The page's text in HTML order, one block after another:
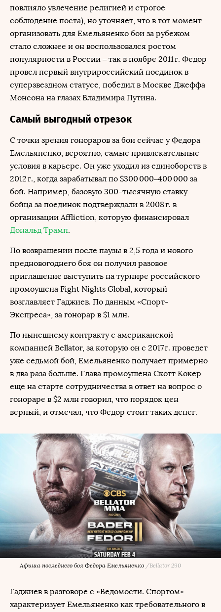
повлияло увлечение религией и строгое
соблюдение поста), но уточняет, что в тот момент
организовать для Емельяненко бои за рубежом
стало сложнее и он воспользовался ростом
популярности в России – так в ноябре 2011 г. Федор
провел первый внутрироссийский поединок в
суперзвездном статусе, победил в Москве Джеффа
Монсона на глазах Владимира Путина.
Самый выгодный отрезок
С точки зрения гонораров за бои сейчас у Федора
Емельяненко, вероятно, самые привлекательные
условия в карьере. Он уже уходил из единоборств в
2012 г., когда зарабатывал по $300 000–400 000 за
бой. Например, базовую 300-тысячную ставку
бойца за поединок подтверждали в 2008 г. в
организации Affliction, которую финансировал
Дональд Трамп.
По возвращении после паузы в 2,5 года и нового
предновогоднего боя он получил разовое
приглашение выступить на турнире российского
промоушена Fight Nights Global, который
возглавляет Гаджиев. По данным «Спорт-
Экспреса», за гонорар в $1 млн.
По нынешнему контракту с американской
компанией Bellator, за которую он с 2017 г. проведет
уже седьмой бой, Емельяненко получает примерно
в два раза больше. Глава промоушена Скотт Кокер
еще на старте сотрудничества в ответ на вопрос о
гонораре в $2 млн говорил, что порядок цен
верный, и отмечал, что Федор стоит таких денег.
Афиша последнего боя Федора Емельяненко /Bellator 290
Гаджиев в разговоре с «Ведомости. Спортом»
характеризует Емельяненко как требовательного в